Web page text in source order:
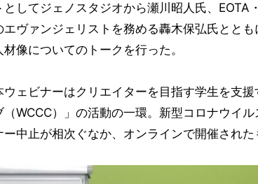
としてジェノスタジオから瀬川昭人氏、EOTA
エヴァンジェリストを務める轟木保弘氏とと
像についてのトークを行った。
ウェビナーはクリエイターを目指す学生を支
（WCCC）」の活動の一環。新型コロナウイ
ー中止が相次ぐなか、オンラインで開催された